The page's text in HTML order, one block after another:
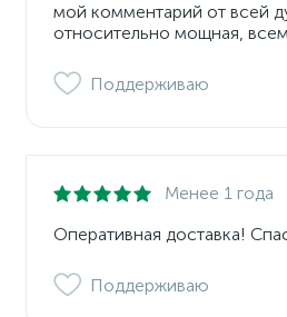
мой комментарий от всей
относительно мощная,
Поддерживаю
Менее 1 года
Оперативная доставка!
Поддерживаю